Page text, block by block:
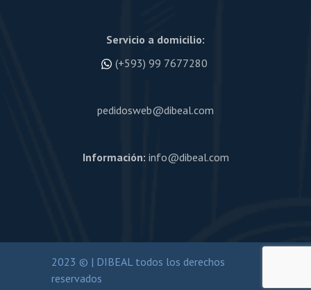
Servicio a domicilio:
(+593) 99 7677280
pedidosweb@dibeal.com
Información: info@dibeal.com
2023 © | DIBEAL todos los derechos
reservados